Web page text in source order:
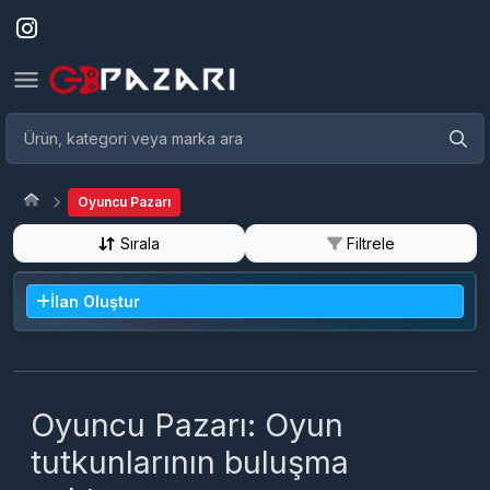
Oyuncu Pazarı
Sırala Filtrele
İlan Oluştur
Oyuncu Pazarı: Oyun
tutkunlarının buluşma